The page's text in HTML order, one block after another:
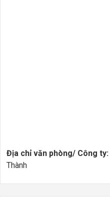
Địa chỉ văn phòng/ Công ty:
Thành